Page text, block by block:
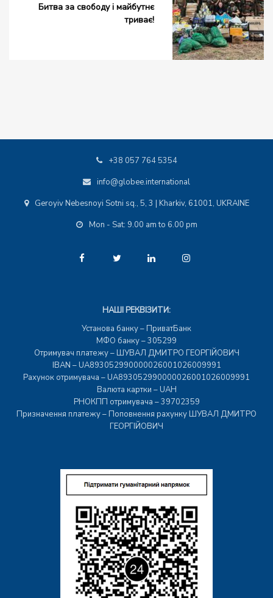
Битва за свободу і майбутнє
триває!
+38 057 764 5354
info@globee.international
Geroyiv Nebesnoyi Sotni sq., 5, 3 | Kharkiv, 61001, UKRAINE
Mon - Sat: 9.00 am to 6.00 pm
НАШІ РЕКВІЗИТИ:
Установа банку – ПриватБанк
МФО банку – 305299
Отримувач платежу – ШУВАЛ ДМИТРО ГЕОРГІЙОВИЧ
IBAN – UA893052990000026001026009991
Рахунок отримувача – UA893052990000026001026009991
Валюта картки – UAH
РНОКПП отримувача – 39702359
Призначення платежу – Поповнення рахунку ШУВАЛ ДМИТРО
ГЕОРГІЙОВИЧ